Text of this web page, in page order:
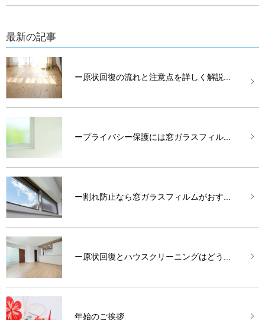
最新の記事
ー原状回復の流れと注意点を詳しく解説...
ープライバシー保護には窓ガラスフィル...
ー割れ防止なら窓ガラスフィルムがおす...
ー原状回復とハウスクリーニングはどう...
年始のご挨拶